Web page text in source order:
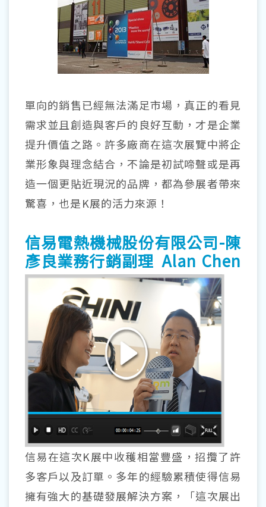
單向的銷售已經無法滿足市場，真正的看見
需求並且創造與客戶的良好互動，才是企業
提升價值之路。許多廠商在這次展覽中將企
業形象與理念結合，不論是初試啼聲或是再
造一個更貼近現況的品牌，都為參展者帶來
驚喜，也是K展的活力來源！
信易電熱機械股份有限公司-陳
彥良業務行銷副理 Alan Chen
信易在這次K展中收穫相當豐盛，招攬了許
多客戶以及訂單。多年的經驗累積使得信易
擁有強大的基礎發展解決方案，「這次展出